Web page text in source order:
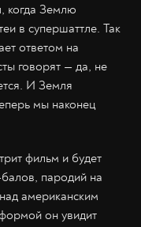
когда Землю
в супершаттле. Так
ответом на
говорят — да, не
И Земля
мы наконец
фильм и будет
балов, пародий на
американским
он увидит